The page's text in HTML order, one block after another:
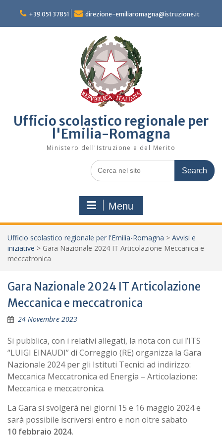
content
+39 051 37851 direzione-emiliaromagna@istruzione.it
Ufficio scolastico regionale per
l'Emilia-Romagna
Ministero dell'Istruzione e del Merito
Search
for:
Menu
Ufficio scolastico regionale per l'Emilia-Romagna > Avvisi e
iniziative > Gara Nazionale 2024 IT Articolazione Meccanica e
meccatronica
Gara Nazionale 2024 IT Articolazione
Meccanica e meccatronica
24 Novembre 2023
Si pubblica, con i relativi allegati, la nota con cui l’ITS
“LUIGI EINAUDI” di Correggio (RE) organizza la Gara
Nazionale 2024 per gli Istituti Tecnici ad indirizzo:
Meccanica Meccatronica ed Energia – Articolazione:
Meccanica e meccatronica.
La Gara si svolgerà nei giorni 15 e 16 maggio 2024 e
sarà possibile iscriversi entro e non oltre sabato
10 febbraio 2024.